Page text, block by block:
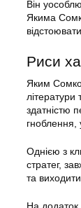
Він
Якима
Риси
Яким
літератури
здатністю
гноблення,
Однією з
стратег,
та